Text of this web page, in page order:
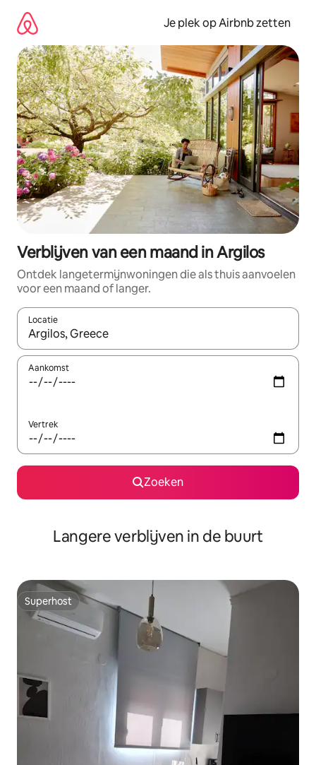
direct
naar
inhoud
Je plek op Airbnb zetten
Verblijven van een maand in Argilos
Ontdek langetermijnwoningen die als thuis aanvoelen
voor een maand of langer.
Locatie
Wanneer er resultaten beschikbaar zijn, maak je een keuze
Aankomst
Vertrek
Zoeken
Langere verblijven in de buurt
Superhost
Superhost